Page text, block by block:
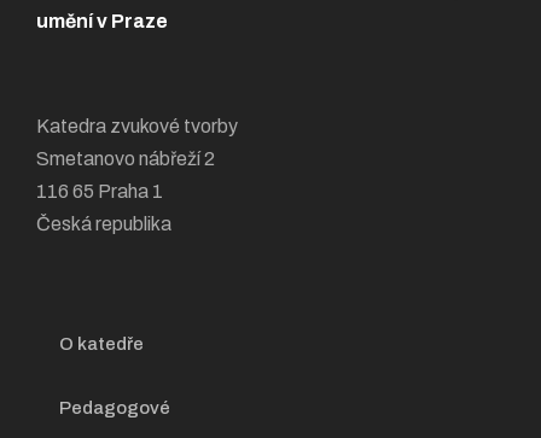
umění v Praze
Katedra zvukové tvorby
Smetanovo nábřeží 2
116 65 Praha 1
Česká republika
O katedře
Pedagogové